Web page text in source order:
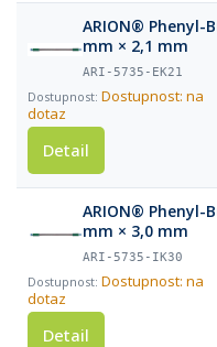
ARION® Phenyl-
mm × 2,1 mm
ARI-5735-EK21
Dostupnost: na
dotaz
Detail
ARION® Phenyl-
mm × 3,0 mm
ARI-5735-IK30
Dostupnost: na
dotaz
Detail